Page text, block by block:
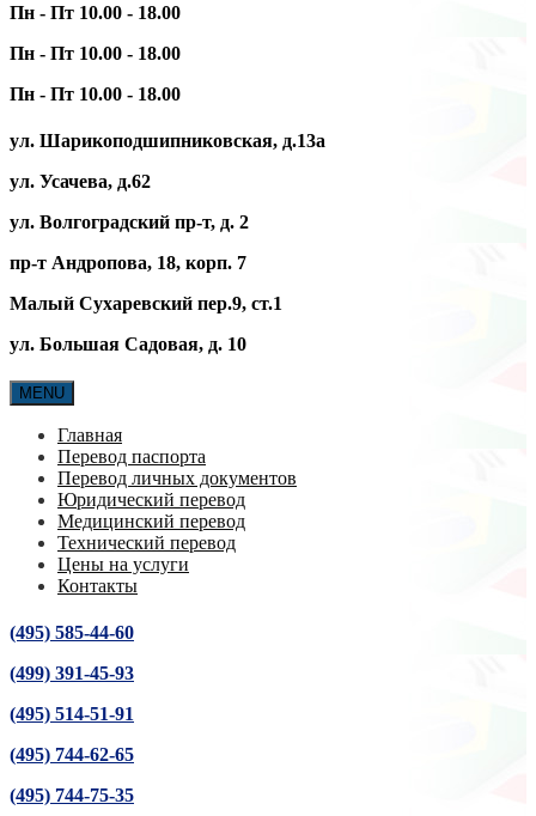
Пн - Пт 10.00 - 18.00
Пн - Пт 10.00 - 18.00
Пн - Пт 10.00 - 18.00
ул. Шарикоподшипниковская, д.13а
ул. Усачева, д.62
ул. Волгоградский пр-т, д. 2
пр-т Андропова, 18, корп. 7
Малый Сухаревский пер.9, ст.1
ул. Большая Садовая, д. 10
MENU
Главная
Перевод паспорта
Перевод личных документов
Юридический перевод
Медицинский перевод
Технический перевод
Цены на услуги
Контакты
(495) 585-44-60
(499) 391-45-93
(495) 514-51-91
(495) 744-62-65
(495) 744-75-35